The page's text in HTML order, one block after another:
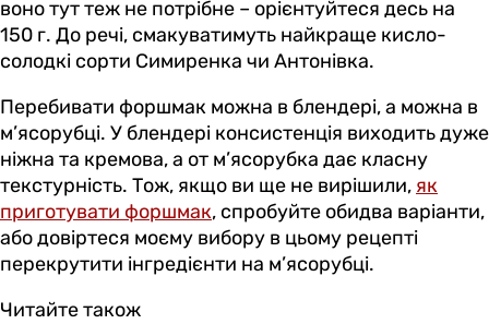
воно тут теж не потрібне – орієнтуйтеся десь на
150 г. До речі, смакуватимуть найкраще кисло-
солодкі сорти Симиренка чи Антонівка.
Перебивати форшмак можна в блендері, а можна в
м’ясорубці. У блендері консистенція виходить дуже
ніжна та кремова, а от м’ясорубка дає класну
текстурність. Тож, якщо ви ще не вирішили, як
приготувати форшмак, спробуйте обидва варіанти,
або довіртеся моєму вибору в цьому рецепті
перекрутити інгредієнти на м’ясорубці.
Читайте також